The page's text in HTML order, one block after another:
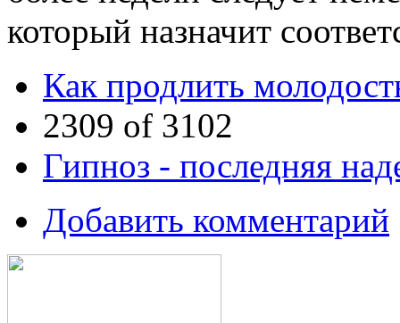
который назначит
Как продлить
2309 of 3102
Гипноз - последняя
Добавить комментарий